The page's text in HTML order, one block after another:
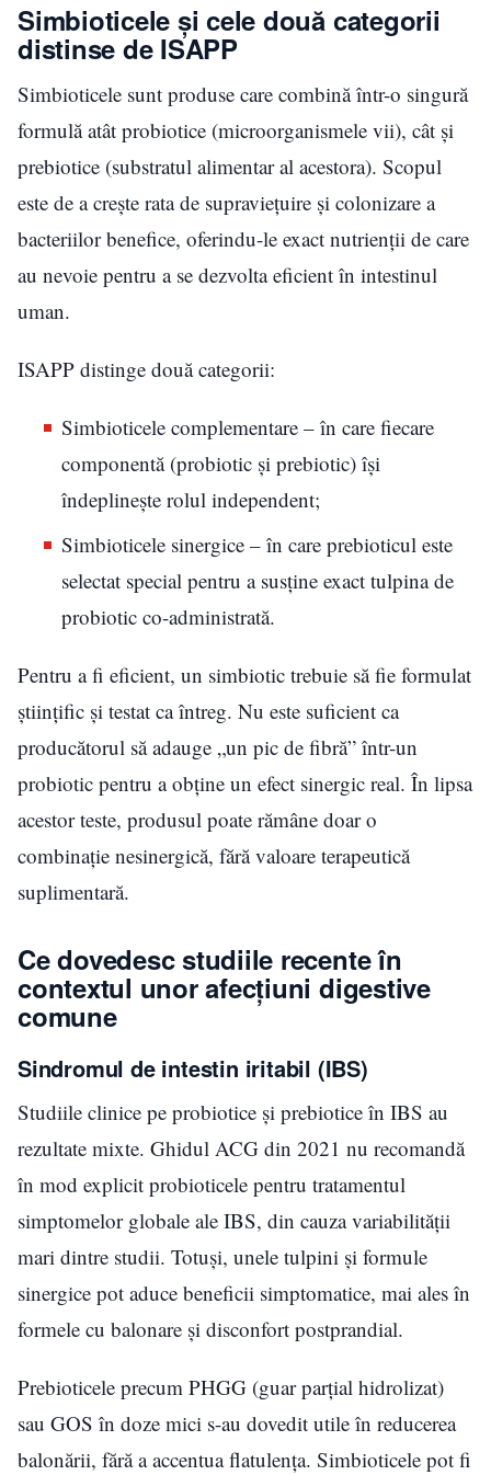
Simbioticele și cele două categorii
distinse de ISAPP
Simbioticele sunt produse care combină într-o singură
formulă atât probiotice (microorganismele vii), cât și
prebiotice (substratul alimentar al acestora). Scopul
este de a crește rata de supraviețuire și colonizare a
bacteriilor benefice, oferindu-le exact nutrienții de care
au nevoie pentru a se dezvolta eficient în intestinul
uman.
ISAPP distinge două categorii:
Simbioticele complementare – în care fiecare
componentă (probiotic și prebiotic) își
îndeplinește rolul independent;
Simbioticele sinergice – în care prebioticul este
selectat special pentru a susține exact tulpina de
probiotic co-administrată.
Pentru a fi eficient, un simbiotic trebuie să fie formulat
științific și testat ca întreg. Nu este suficient ca
producătorul să adauge „un pic de fibră” într-un
probiotic pentru a obține un efect sinergic real. În lipsa
acestor teste, produsul poate rămâne doar o
combinație nesinergică, fără valoare terapeutică
suplimentară.
Ce dovedesc studiile recente în
contextul unor afecțiuni digestive
comune
Sindromul de intestin iritabil (IBS)
Studiile clinice pe probiotice și prebiotice în IBS au
rezultate mixte. Ghidul ACG din 2021 nu recomandă
în mod explicit probioticele pentru tratamentul
simptomelor globale ale IBS, din cauza variabilității
mari dintre studii. Totuși, unele tulpini și formule
sinergice pot aduce beneficii simptomatice, mai ales în
formele cu balonare și disconfort postprandial.
Prebioticele precum PHGG (guar parțial hidrolizat)
sau GOS în doze mici s-au dovedit utile în reducerea
balonării, fără a accentua flatulența. Simbioticele pot fi